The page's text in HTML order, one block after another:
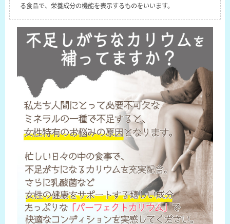
る食品で、栄養成分の機能を表示するものをいいます。